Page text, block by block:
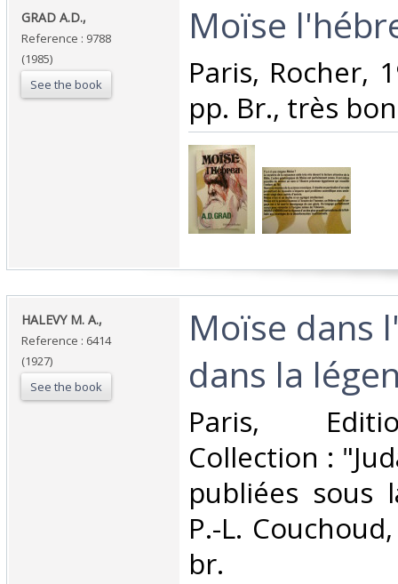
‎GRAD A.D.,‎
Reference : 9788
(1985)
See the book
‎Moïse
‎Paris, Rocher,
pp. Br., très
‎HALEVY M. A.,‎
Reference : 6414
(1927)
See the book
‎Moïse dans
dans la
‎Paris,
Collection :
publiées sous
P.-L.
br.‎